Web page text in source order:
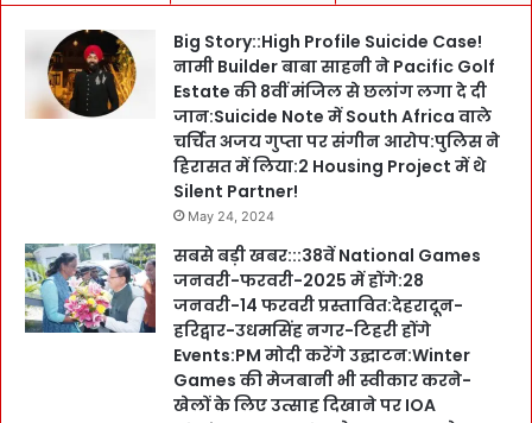
Big Story::High Profile Suicide Case!
नामी Builder बाबा साहनी ने Pacific Golf
Estate की 8वीं मंजिल से छलांग लगा दे दी
जान:Suicide Note में South Africa वाले
चर्चित अजय गुप्ता पर संगीन आरोप:पुलिस ने
हिरासत में लिया:2 Housing Project में थे
Silent Partner!
May 24, 2024
सबसे बड़ी खबर:::38वें National Games
जनवरी-फरवरी-2025 में होंगे:28
जनवरी-14 फरवरी प्रस्तावित:देहरादून-
हरिद्वार-उधमसिंह नगर-टिहरी होंगे
Events:PM मोदी करेंगे उद्घाटन:Winter
Games की मेजबानी भी स्वीकार करने-
खेलों के लिए उत्साह दिखाने पर IOA